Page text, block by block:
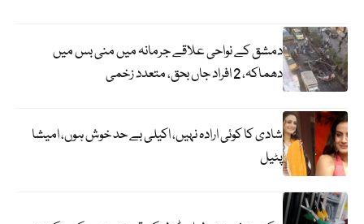
دمشق کے نواحی علاقے جرمانہ میں منی بس میں
دھماکہ، 2 افراد جاں بحق، متعدد زخمی
شادی کا کوئی ارادہ نہیں، اکیلی بے حد خوش ہوں، امیشا
پٹیل